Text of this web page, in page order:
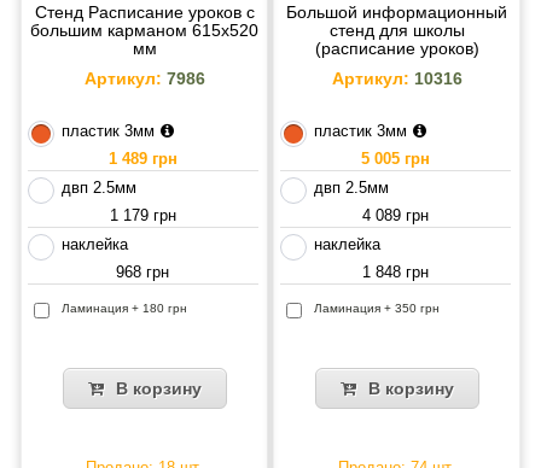
Стенд Расписание уроков с
большим карманом 615х520
мм
Артикул: 7986
пластик 3мм
1 489 грн
двп 2.5мм
1 179 грн
наклейка
968 грн
Ламинация + 180 грн
В корзину
Большой информационный
стенд для школы
(расписание уроков)
Артикул: 10316
пластик 3мм
5 005 грн
двп 2.5мм
4 089 грн
наклейка
1 848 грн
Ламинация + 350 грн
В корзину